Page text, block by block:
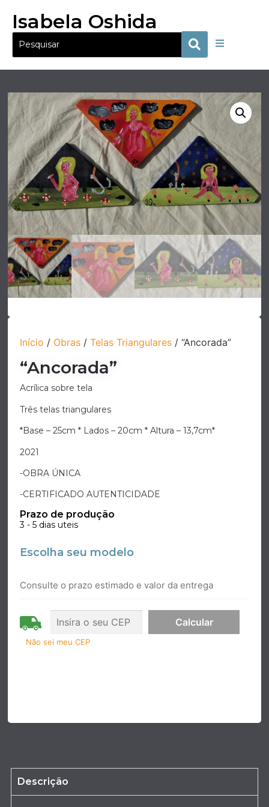
Isabela Oshida
Início / Obras /Telas Triangulares / “Ancorada”
“Ancorada”
Acrílica sobre tela
Três telas triangulares
*Base – 25cm * Lados – 20cm * Altura – 13,7cm*
2021
-OBRA ÚNICA
-CERTIFICADO AUTENTICIDADE
Prazo de produção
3 - 5 dias uteis
Escolha seu modelo
Consulte o prazo estimado e valor da entrega
Não sei meu CEP
Descrição